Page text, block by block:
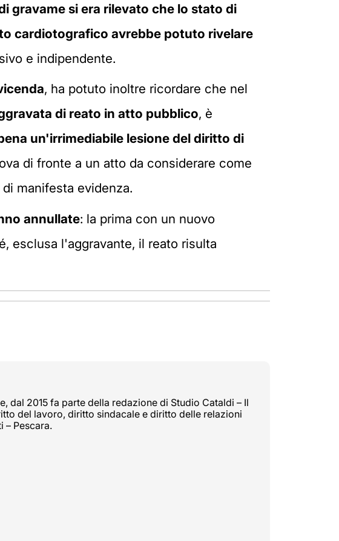
gravame si era rilevato che lo stato di
cardiotografico avrebbe potuto rivelare
e indipendente.
, ha potuto inoltre ricordare che nel
di reato in atto pubblico, è
un'irrimediabile lesione del diritto di
di fronte a un atto da considerare come
manifesta evidenza.
annullate: la prima con un nuovo
esclusa l'aggravante, il reato risulta
dal 2015 fa parte della redazione di Studio Cataldi – Il
del lavoro, diritto sindacale e diritto delle relazioni
– Pescara.